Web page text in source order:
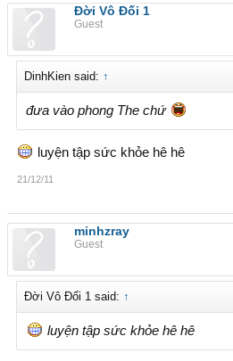
Đời Vô Đối 1
Guest
DinhKien said: ↑
đưa vào phong The chứ
luyện tập sức khỏe hê hê
21/12/11
minhzray
Guest
Đời Vô Đối 1 said: ↑
luyện tập sức khỏe hê hê